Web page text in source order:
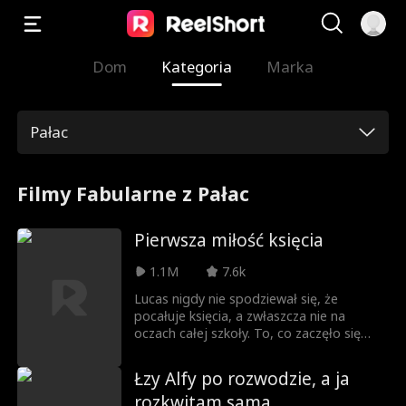
Dom Kategoria Marka
Pałac
Filmy Fabularne z Pałac
Pierwsza miłość księcia
1.1M
7.6k
Lucas nigdy nie spodziewał się, że
pocałuje księcia, a zwłaszcza nie na
oczach całej szkoły. To, co zaczęło się
przerodziło się w wymuszoną przyjaźń, a
z czasem wszystko stało się jeszcze
bardziej skomplikowane. Każde
Łzy Alfy po rozwodzie, a ja